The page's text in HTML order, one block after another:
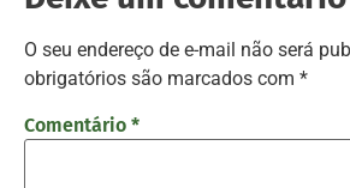
O seu endereço de e-mail não será
obrigatórios são marcados com *
Comentário *